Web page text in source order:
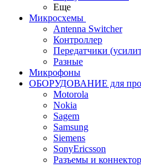
Еще
Микросхемы
Antenna Switcher
Контроллер
Передатчики
Разные
Микрофоны
ОБОРУДОВАНИЕ для
Motorola
Nokia
Sagem
Samsung
Siemens
SonyEricsson
Разъемы и